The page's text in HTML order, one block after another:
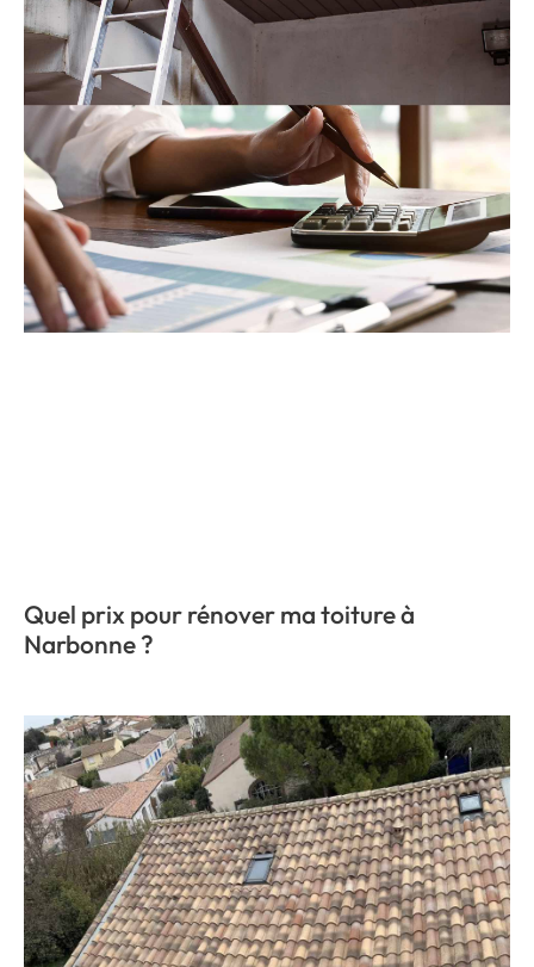
Quel prix pour rénover ma toiture à
Narbonne ?